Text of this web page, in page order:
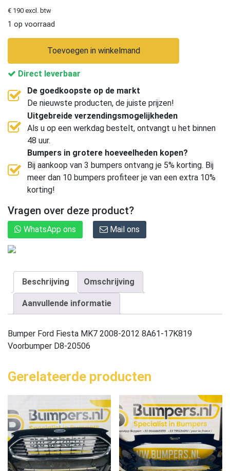
€ 190 excl. btw
1 op voorraad
Toevoegen in winkelmand
Direct leverbaar
De goedkoopste op de markt
De nieuwste producten, de juiste prijzen!
Uitgebreide verzendingsmogelijkheden
Als u op een werkdag bestelt, ontvangt u het binnen
48 uur.
Bumpers in grotere hoeveelheden kopen?
Bij aankoop van 3 bumpers ontvang je 5% korting. Bij
meer dan 10 bumpers profiteer je van een extra 10%
korting!
Vragen over deze product?
WhatsApp ons Mail ons
Beschrijving Omschrijving
Aanvullende informatie
Bumper Ford Fiesta MK7 2008-2012 8A61-17K819
Voorbumper D8-20506
Gerelateerde producten